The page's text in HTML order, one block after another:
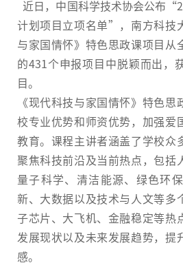
近日，中国科学技术协会公布
计划项目立项名单”，南方科技
与家国情怀》特色思政课项目从
的431个申报项目中脱颖而出，
目。
《现代科技与家国情怀》特色思
校专业优势和师资优势，加强爱
教育。课程主讲者涵盖了学校众
聚焦科技前沿及当前热点，包括
量子科学、清洁能源、绿色环
新、大数据以及技术与人文等多
子芯片、大飞机、金融稳定等热
发展现状以及未来发展趋势，提
感。